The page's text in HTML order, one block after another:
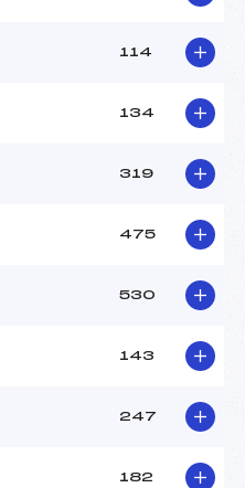
114
134
319
475
530
143
247
182